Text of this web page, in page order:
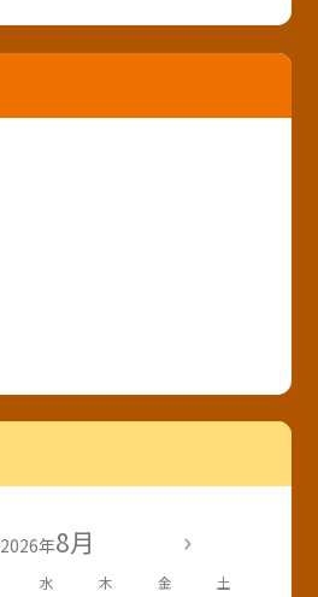
2026年8月
水 木 金 土